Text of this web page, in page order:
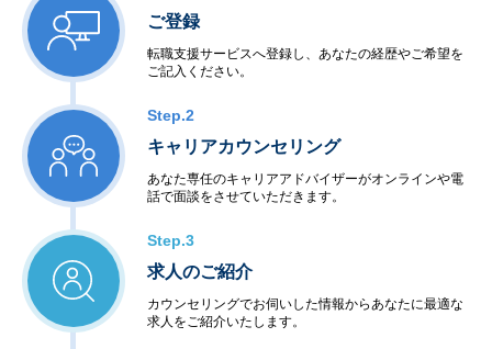
ご登録
転職支援サービスへ登録し、あなたの経歴やご希望を
ご記入ください。
Step.2
キャリアカウンセリング
あなた専任のキャリアアドバイザーがオンラインや電
話で面談をさせていただきます。
Step.3
求人のご紹介
カウンセリングでお伺いした情報からあなたに最適な
求人をご紹介いたします。